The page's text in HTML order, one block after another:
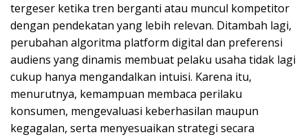
tergeser ketika tren berganti atau muncul kompetitor
dengan pendekatan yang lebih relevan. Ditambah lagi,
perubahan algoritma platform digital dan preferensi
audiens yang dinamis membuat pelaku usaha tidak lagi
cukup hanya mengandalkan intuisi. Karena itu,
menurutnya, kemampuan membaca perilaku
konsumen, mengevaluasi keberhasilan maupun
kegagalan, serta menyesuaikan strategi secara